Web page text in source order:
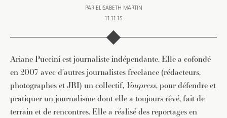
PAR ELISABETH MARTIN
11.11.15
Ariane Puccini est journaliste indépendante. Elle a cofondé
en 2007 avec d’autres journalistes freelance (rédacteurs,
photographes et JRI) un collectif, Youpress, pour défendre et
pratiquer un journalisme dont elle a toujours rêvé, fait de
terrain et de rencontres. Elle a réalisé des reportages en